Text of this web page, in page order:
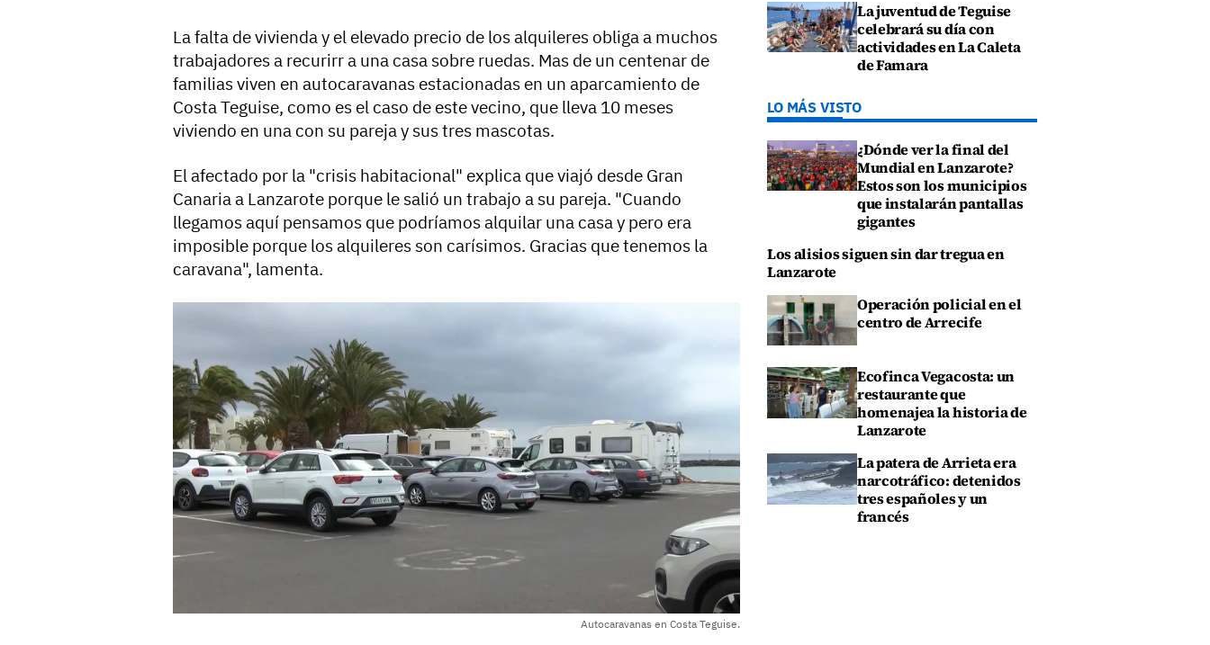
La falta de vivienda y el elevado precio de los alquileres obliga a muchos
trabajadores a recurirr a una casa sobre ruedas. Mas de un centenar de
familias viven en autocaravanas estacionadas en un aparcamiento de
Costa Teguise, como es el caso de este vecino, que lleva 10 meses
viviendo en una con su pareja y sus tres mascotas.
El afectado por la "crisis habitacional" explica que viajó desde Gran
Canaria a Lanzarote porque le salió un trabajo a su pareja. "Cuando
llegamos aquí pensamos que podríamos alquilar una casa y pero era
imposible porque los alquileres son carísimos. Gracias que tenemos la
caravana", lamenta.
Autocaravanas en Costa Teguise.
La juventud de Teguise
celebrará su día con
actividades en La Caleta
de Famara
LO MÁS VISTO
¿Dónde ver la final del
Mundial en Lanzarote?
Estos son los municipios
que instalarán pantallas
gigantes
Los alisios siguen sin dar tregua en
Lanzarote
Operación policial en el
centro de Arrecife
Ecofinca Vegacosta: un
restaurante que
homenajea la historia de
Lanzarote
La patera de Arrieta era
narcotráfico: detenidos
tres españoles y un
francés